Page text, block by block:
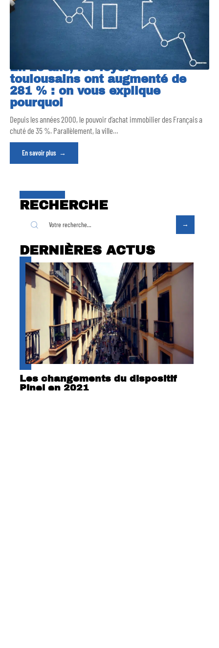
En 20 ans, les loyers
toulousains ont augmenté de
281 % : on vous explique
pourquoi
Depuis les années 2000, le pouvoir d’achat immobilier des Français a
chuté de 35 %. Parallèlement, la ville…
En savoir plus
RECHERCHE
DERNIÈRES ACTUS
Les changements du dispositif
Pinel en 2021